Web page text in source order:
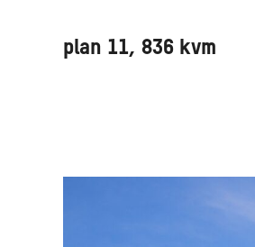
plan 11, 836 kvm